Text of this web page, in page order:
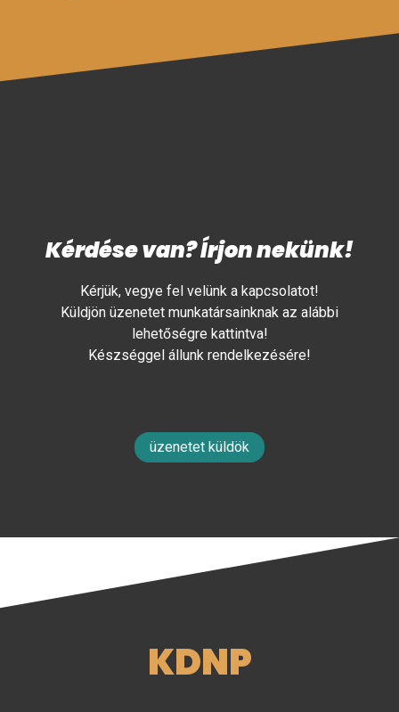
Kérdése van? Írjon nekünk!
Kérjük, vegye fel velünk a kapcsolatot!
Küldjön üzenetet munkatársainknak az alábbi
lehetőségre kattintva!
Készséggel állunk rendelkezésére!
üzenetet küldök
KDNP